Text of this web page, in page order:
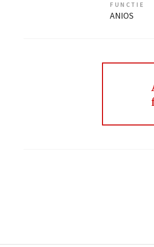
FUNCTIE
ANIOS